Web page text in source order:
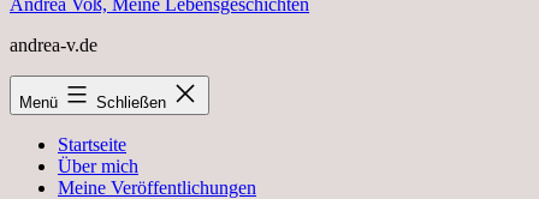
Andrea Voß, Meine Lebensgeschichten
andrea-v.de
Menü Schließen
Startseite
Über mich
Meine Veröffentlichungen